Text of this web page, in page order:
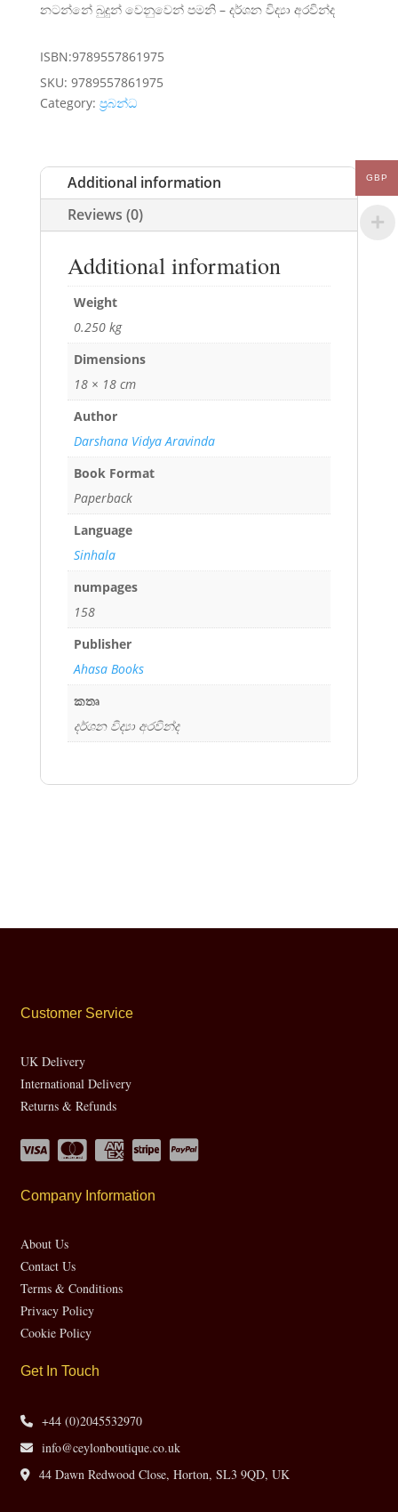
නටන්නේ බුදුන් වෙනුවෙන් පමනි – දර්ශන විද්‍යා අරවින්ද
ISBN:9789557861975
SKU: 9789557861975
Category: ප්‍රබන්ධ
Additional information
Reviews (0)
Additional information
Weight
0.250 kg
Dimensions
18 × 18 cm
Author
Darshana Vidya Aravinda
Book Format
Paperback
Language
Sinhala
numpages
158
Publisher
Ahasa Books
කතෘ
දර්ශන විද්‍යා අරවින්ද
Customer Service
UK Delivery
International Delivery
Returns & Refunds
Company Information
About Us
Contact Us
Terms & Conditions
Privacy Policy
Cookie Policy
Get In Touch
+44 (0)2045532970
info@ceylonboutique.co.uk
44 Dawn Redwood Close, Horton, SL3 9QD, UK
GBP